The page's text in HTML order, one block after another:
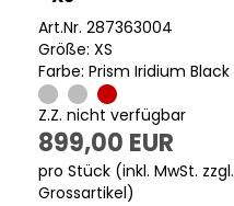
Art.Nr. 287363004
Größe: XS
Farbe: Prism Iridium Black
Z.Z. nicht verfügbar
899,00 EUR
pro Stück (inkl. MwSt. zzgl.
Grossartikel)